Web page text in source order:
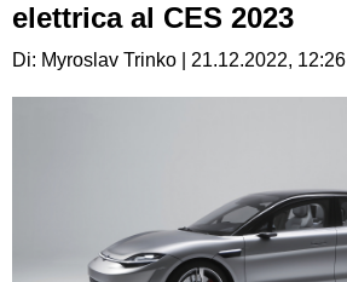
elettrica al CES 2023
Di: Myroslav Trinko | 21.12.2022, 12:26